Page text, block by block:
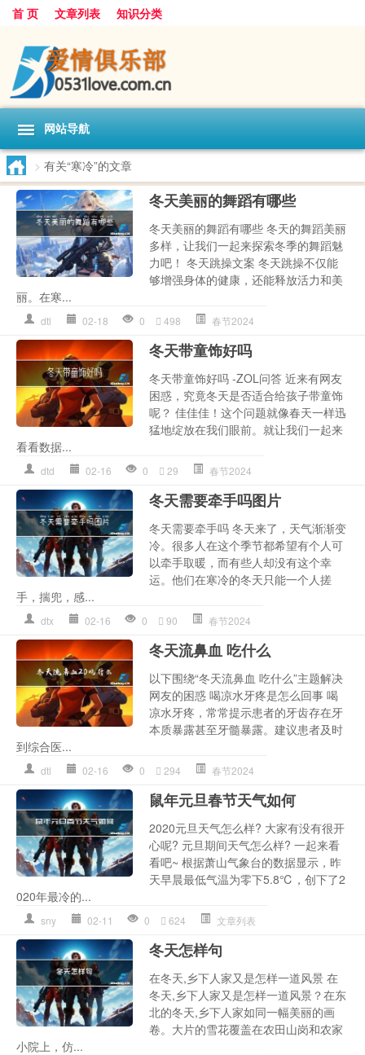
首 页 文章列表 知识分类
网站导航
> 有关“寒冷”的文章
冬天美丽的舞蹈有哪些
冬天美丽的舞蹈有哪些 冬天的舞蹈美丽
多样，让我们一起来探索冬季的舞蹈魅
力吧！ 冬天跳操文案 冬天跳操不仅能
够增强身体的健康，还能释放活力和美
丽。在寒...
dtl 02-18 0 498 春节2024
冬天带童饰好吗
冬天带童饰好吗 -ZOL问答 近来有网友
困惑，究竟冬天是否适合给孩子带童饰
呢？ 佳佳佳！这个问题就像春天一样迅
猛地绽放在我们眼前。就让我们一起来
看看数据...
dtd 02-16 0 29 春节2024
冬天需要牵手吗图片
冬天需要牵手吗 冬天来了，天气渐渐变
冷。很多人在这个季节都希望有个人可
以牵手取暖，而有些人却没有这个幸
运。他们在寒冷的冬天只能一个人搓
手，揣兜，感...
dtx 02-16 0 90 春节2024
冬天流鼻血 吃什么
以下围绕“冬天流鼻血 吃什么”主题解决
网友的困惑 喝凉水牙疼是怎么回事 喝
凉水牙疼，常常提示患者的牙齿存在牙
本质暴露甚至牙髓暴露。建议患者及时
到综合医...
dtl 02-16 0 294 春节2024
鼠年元旦春节天气如何
2020元旦天气怎么样? 大家有没有很开
心呢? 元旦期间天气怎么样? 一起来看
看吧~ 根据萧山气象台的数据显示，昨
天早晨最低气温为零下5.8℃，创下了2
020年最冷的...
sny 02-11 0 624 文章列表
冬天怎样句
在冬天,乡下人家又是怎样一道风景 在
冬天,乡下人家又是怎样一道风景？在东
北的冬天,乡下人家如同一幅美丽的画
卷。大片的雪花覆盖在农田山岗和农家
小院上，仿...